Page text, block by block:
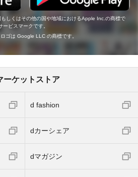
しくはその他の国や地域におけるApple Inc.の商標で
ビスマークです。
ゴは Google LLC の商標です。
ーケットストア
d fashion
dカーシェア
dマガジン